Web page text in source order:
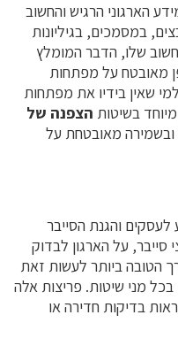
הארגוני הרגיש והחשוב
במסמכים, בגיליונות
שלו, הדבר המומלץ
מאובטח על מפתחות
שאין בידיו את מפתחות
בשיטות הצפנה של
מאובטחת על
והגנת הסייבר
סייבר, על הארגון לבדוק
הטובה ביותר לעשות זאת
בכל מני שיטות. פריצות אלה
בדיקות חדירה או